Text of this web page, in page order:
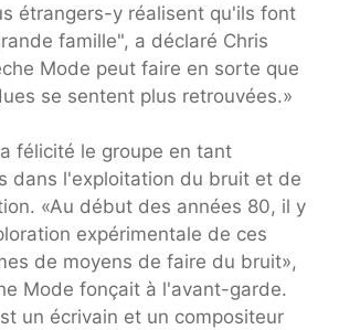
étrangers-y réalisent qu'ils font
famille", a déclaré Chris
Mode peut faire en sorte que
se sentent plus retrouvées.»
félicité le groupe en tant
dans l'exploitation du bruit et de
«Au début des années 80, il y
expérimentale de ces
de moyens de faire du bruit»,
Mode fonçait à l'avant-garde.
un écrivain et un compositeur